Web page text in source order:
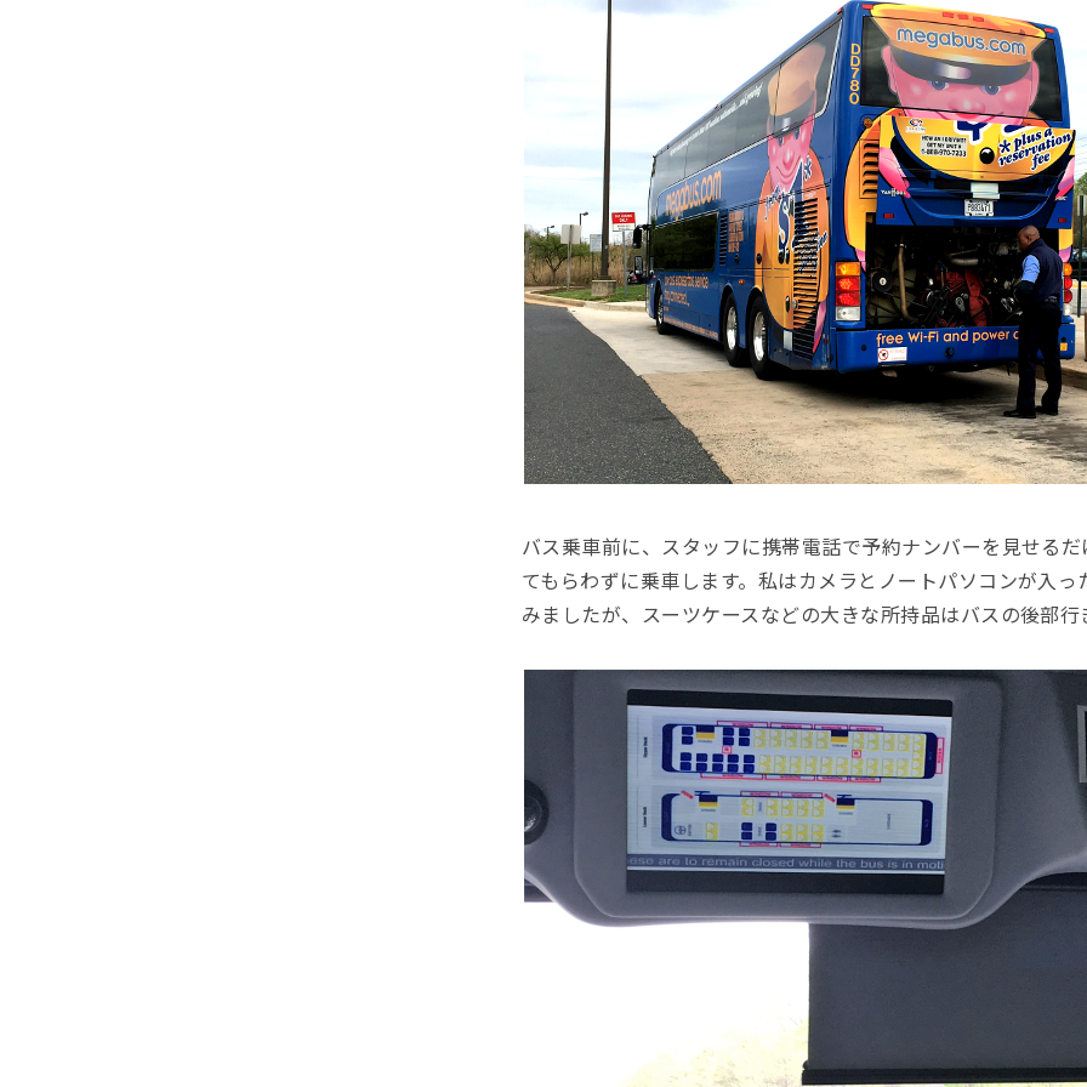
バス乗車前に、スタッフに携帯電話で予約ナンバーを見せる
てもらわずに乗車します。私はカメラとノートパソコンが入
みましたが、スーツケースなどの大きな所持品はバスの後部行